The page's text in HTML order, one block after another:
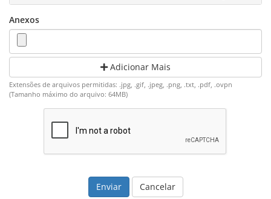
Anexos
Adicionar Mais
Extensões de arquivos permitidas: .jpg, .gif, .jpeg, .png, .txt, .pdf, .ovpn
(Tamanho máximo do arquivo: 64MB)
Cancelar